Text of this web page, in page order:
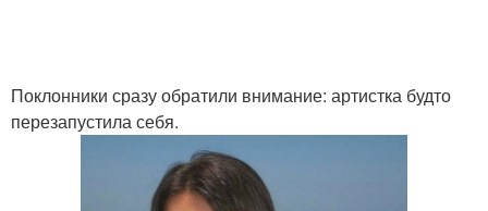
Поклонники сразу обратили внимание: артистка будто
перезапустила себя.